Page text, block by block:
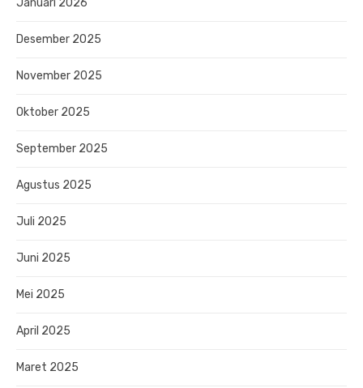
Desember 2025
November 2025
Oktober 2025
September 2025
Agustus 2025
Juli 2025
Juni 2025
Mei 2025
April 2025
Maret 2025